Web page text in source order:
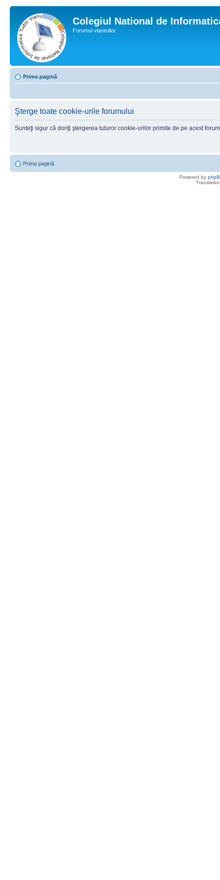
Colegiul National de
Forumul vianistilor
Prima pagină
Şterge toate cookie-urile forumului
Sunteţi sigur că doriţi ştergerea tuturor cookie-urilor primite de pe acest
Prima pagină
Powered by